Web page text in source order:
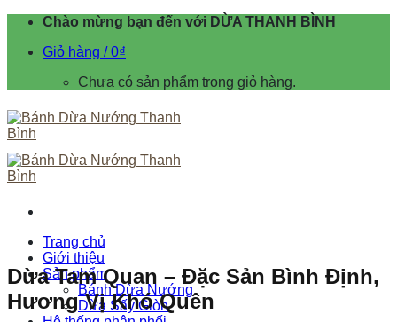
Skip
content
Chào mừng bạn đến với DỪA THANH BÌNH
Giỏ hàng /0₫
Chưa có sản phẩm trong giỏ hàng.
Trang chủ
Giới thiệu
Sản phẩm
Bánh Dừa Nướng
Dừa Sấy Giòn
Dừa Tam Quan – Đặc Sản Bình Định,
Hương Vị Khó Quên